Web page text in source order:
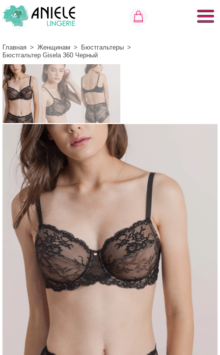
Главная > Женщинам > Бюстгальтеры >
Бюстгальтер Gisela 360 Черный